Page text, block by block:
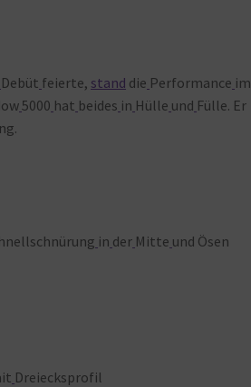
Debüt feierte, stand die Performance im
5000 hat beides in Hülle und Fülle. Er
in der Mitte und Ösen
Dreiecksprofil